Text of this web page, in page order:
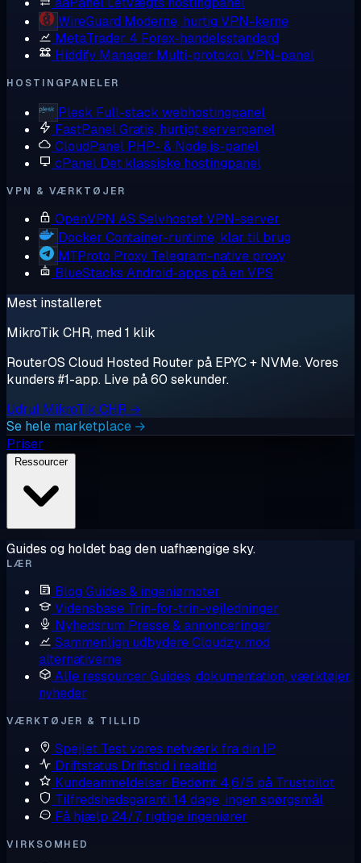
WireGuard Moderne, hurtig VPN-kerne
MetaTrader 4 Forex-handelsstandard
Hiddify Manager Multi-protokol VPN-panel
HOSTINGPANELER
Plesk Full-stack webhostingpanel
FastPanelGratis, hurtigt serverpanel
CloudPanel PHP- & Node.js-panel
cPanel Det klassiske hostingpanel
VPN & VÆRKTØJER
OpenVPN AS Selvhostet VPN-server
Docker Container-runtime, klar til brug
MTProto Proxy Telegram-native proxy
BlueStacks Android-apps på en VPS
Mest installeret
MikroTik CHR, med 1 klik
RouterOS Cloud Hosted Router på EPYC + NVMe. Vores
kunders #1-app. Live på 60 sekunder.
Udrul MikroTik CHR →
Se hele marketplace →
Priser
Ressourcer
Guides og holdet bag den uafhængige sky.
LÆR
Blog Guides & ingeniørnoter
Vidensbase Trin-for-trin-vejledninger
Nyhedsrum Presse & annonceringer
Sammenlign udbydereCloudzy mod
alternativerne
Alle ressourcer Guides, dokumentation, værktøjer,
nyheder
VÆRKTØJER & TILLID
Spejlet Test vores netværk fra din IP
Driftstatus Driftstid i realtid
Kundeanmeldelser Bedømt 4,6/5 på Trustpilot
Tilfredshedsgaranti 14 dage, ingen spørgsmål
Få hjælp 24/7, rigtige ingeniører
VIRKSOMHED